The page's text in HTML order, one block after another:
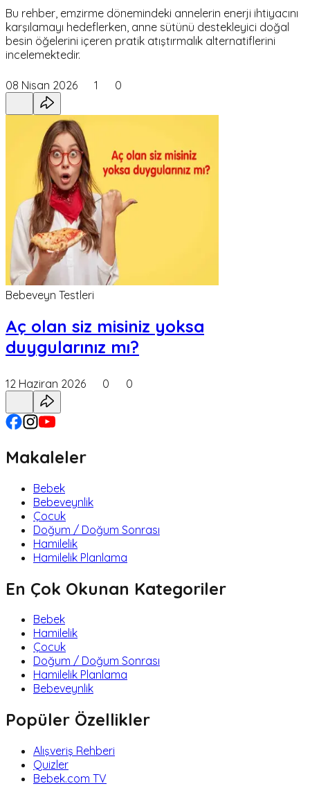
Bu rehber, emzirme dönemindeki annelerin enerji ihtiyacını
karşılamayı hedeflerken, anne sütünü destekleyici doğal
besin öğelerini içeren pratik atıştırmalık alternatiflerini
incelemektedir.
08 Nisan 2026 1 0
Bebeveyn Testleri
Aç olan siz misiniz yoksa
duygularınız mı?
12 Haziran 2026 0 0
Makaleler
Bebek
Bebeveynlik
Çocuk
Doğum / Doğum Sonrası
Hamilelik
Hamilelik Planlama
En Çok Okunan Kategoriler
Bebek
Hamilelik
Çocuk
Doğum / Doğum Sonrası
Hamilelik Planlama
Bebeveynlik
Popüler Özellikler
Alışveriş Rehberi
Quizler
Bebek.com TV